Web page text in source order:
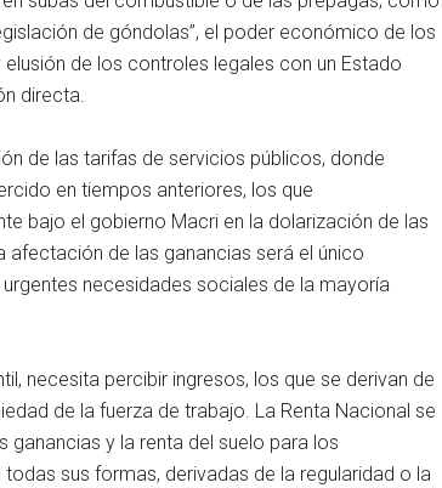
de góndolas”, el poder económico de los
de los controles legales con un Estado
directa.
de las tarifas de servicios públicos, donde
en tiempos anteriores, los que
bajo el gobierno Macri en la dolarización de las
afectación de las ganancias será el único
necesidades sociales de la mayoría
necesita percibir ingresos, los que se derivan de
de la fuerza de trabajo. La Renta Nacional se
ganancias y la renta del suelo para los
sus formas, derivadas de la regularidad o la